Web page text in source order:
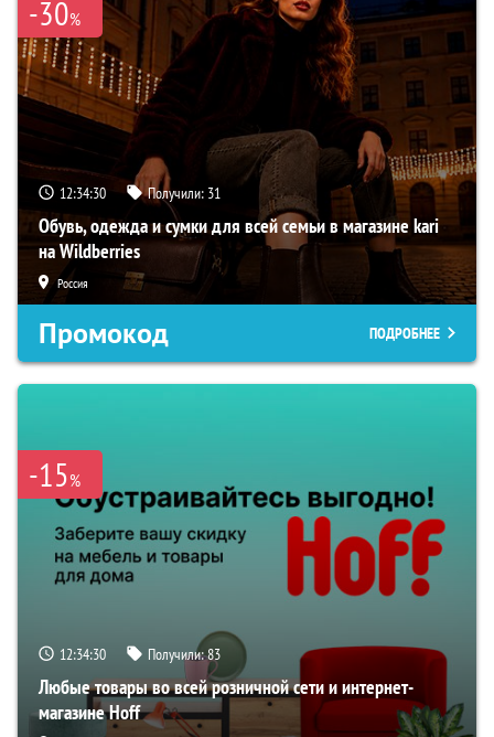
-30%
12:34:29 Получили: 31
Обувь, одежда и сумки для всей семьи в магазине kari
на Wildberries
Россия
Промокод ПОДРОБНЕЕ
-15%
12:34:29 Получили:83
Любые товары во всей розничной сети и интернет-
магазине Hoff